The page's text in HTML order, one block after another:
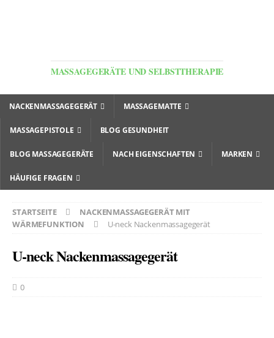
MASSAGEGERÄTE UND SELBSTTHERAPIE
NACKENMASSAGEGERÄT MASSAGEMATTE
MASSAGEPISTOLE BLOG GESUNDHEIT
BLOG MASSAGEGERÄTE NACH EIGENSCHAFTEN MARKEN
HÄUFIGE FRAGEN
STARTSEITE
NACKENMASSAGEGERÄT MIT
WÄRMEFUNKTION
U-neck Nackenmassagegerät
U-neck Nackenmassagegerät
0